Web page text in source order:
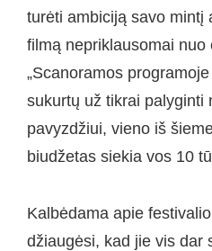
turėti ambiciją savo mintį
filmą nepriklausomai nuo
„Scanoramos
sukurtų už tikrai palyginti
pavyzdžiui, vieno iš
biudžetas siekia vos 10
Kalbėdama apie
džiaugėsi, kad jie vis dar